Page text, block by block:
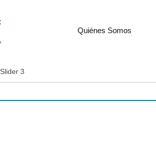
Quiénes Somos
Slider 3